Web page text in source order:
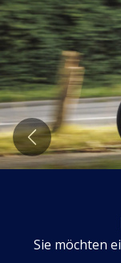
Zurück
Sie möchten